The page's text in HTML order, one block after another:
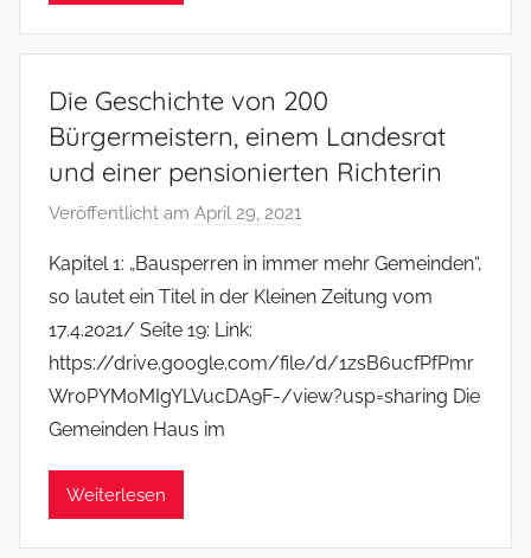
Die Geschichte von 200
Bürgermeistern, einem Landesrat
und einer pensionierten Richterin
Veröffentlicht am April 29, 2021
n
f
o
m
Kapitel 1: „Bausperren in immer mehr Gemeinden“,
so lautet ein Titel in der Kleinen Zeitung vom
17.4.2021/ Seite 19: Link:
https://drive.google.com/file/d/1zsB6ucfPfPmr
Wr0PYMoMIgYLVucDA9F-/view?usp=sharing Die
Gemeinden Haus im
Weiterlesen